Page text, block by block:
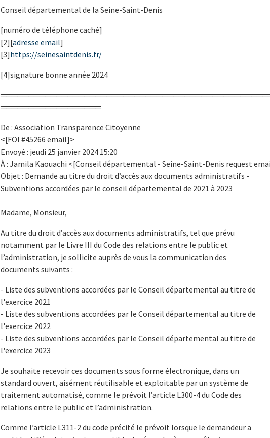
Conseil départemental de la Seine-Saint-Denis
[numéro de téléphone caché]
[2][adresse email]
[3]https://seinesaintdenis.fr/
[4]signature bonne année 2024
══════════════════
De : Association Transparence Citoyenne
<[FOI #45266 email]>
Envoyé : jeudi 25 janvier 2024 15:20
À : Jamila Kaouachi <[Conseil départemental - Seine-Saint-Denis request
Objet : Demande au titre du droit d’accès aux documents administratifs -
Subventions accordées par le conseil départemental de 2021 à 2023
Madame, Monsieur,
Au titre du droit d’accès aux documents administratifs, tel que prévu
notamment par le Livre III du Code des relations entre le public et
l’administration, je sollicite auprès de vous la communication des
documents suivants :
- Liste des subventions accordées par le Conseil départemental au titre de
l'exercice 2021
- Liste des subventions accordées par le Conseil départemental au titre de
l'exercice 2022
- Liste des subventions accordées par le Conseil départemental au titre de
l'exercice 2023
Je souhaite recevoir ces documents sous forme électronique, dans un
standard ouvert, aisément réutilisable et exploitable par un système de
traitement automatisé, comme le prévoit l’article L300-4 du Code des
relations entre le public et l’administration.
Comme l’article L311-2 du code précité le prévoit lorsque le demandeur a